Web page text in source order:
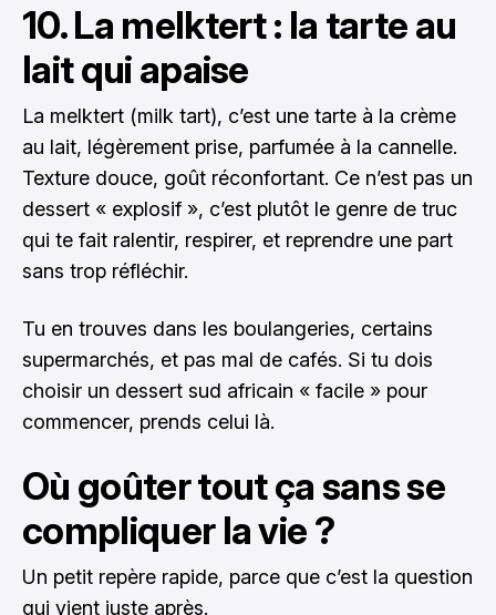
10. La melktert : la tarte au
lait qui apaise
La melktert (milk tart), c’est une tarte à la crème
au lait, légèrement prise, parfumée à la cannelle.
Texture douce, goût réconfortant. Ce n’est pas un
dessert « explosif », c’est plutôt le genre de truc
qui te fait ralentir, respirer, et reprendre une part
sans trop réfléchir.
Tu en trouves dans les boulangeries, certains
supermarchés, et pas mal de cafés. Si tu dois
choisir un dessert sud africain « facile » pour
commencer, prends celui là.
Où goûter tout ça sans se
compliquer la vie ?
Un petit repère rapide, parce que c’est la question
qui vient juste après.